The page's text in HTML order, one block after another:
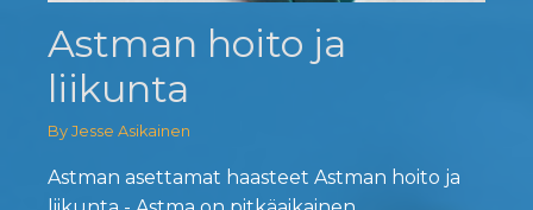
Astman hoito ja
liikunta
By Jesse Asikainen
Astman asettamat haasteet Astman hoito ja